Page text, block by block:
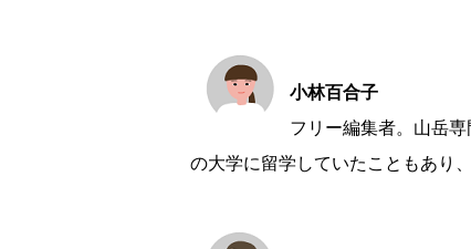
小林百合子
フリー編集者。山岳
の大学に留学していたこともあり